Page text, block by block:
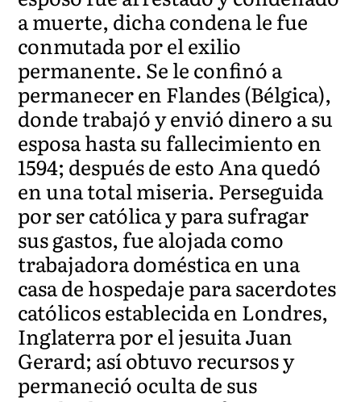
a muerte, dicha condena le fue
conmutada por el exilio
permanente. Se le confinó a
permanecer en Flandes (Bélgica),
donde trabajó y envió dinero a su
esposa hasta su fallecimiento en
1594; después de esto Ana quedó
en una total miseria. Perseguida
por ser católica y para sufragar
sus gastos, fue alojada como
trabajadora doméstica en una
casa de hospedaje para sacerdotes
católicos establecida en Londres,
Inglaterra por el jesuita Juan
Gerard; así obtuvo recursos y
permaneció oculta de sus